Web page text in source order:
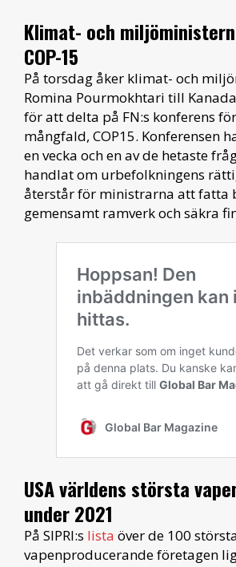
Klimat- och
COP-15
På torsdag åker klimat- och
Romina Pourmokhtari till
för att delta på FN:s konferens
mångfald, COP15. Konferensen
en vecka och en av de hetaste
handlat om urbefolkningens
återstår för ministrarna att fatta
gemensamt ramverk och säkra
USA världens största
under 2021
På SIPRI:s lista över de 100
vapenproducerande företagen